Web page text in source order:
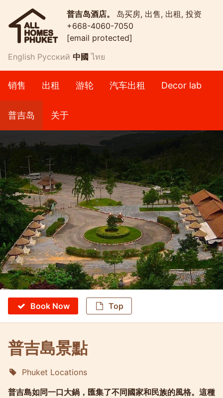
普吉岛酒店。 岛买房, 出售, 出租, 投资
+668-4060-7050
[email protected]
English Русский 中國 ไทย
销售 出租 游轮 汽车出租 Decor lab
普吉岛 关于
Book Now Top
普吉島景點
Phuket Locations
普吉島如同一口大鍋，匯集了不同國家和民族的風格。這種